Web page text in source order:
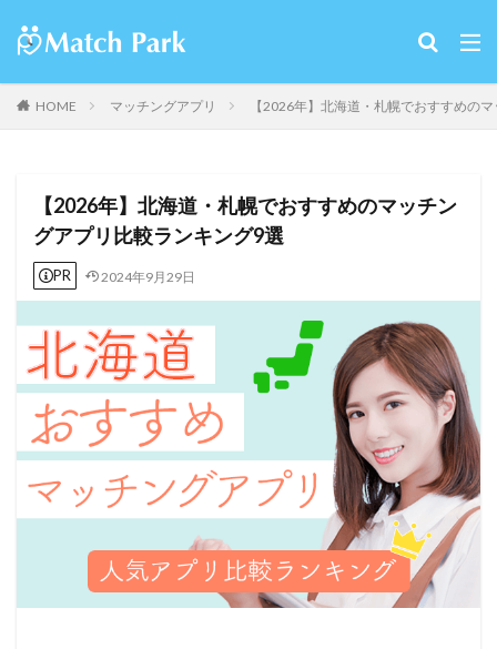
HOME マッチングアプリ 【2026年】北海道・札幌でおすすめの
【2026年】北海道・札幌でおすすめのマッチン
グアプリ比較ランキング9選
PR 2024年9月29日